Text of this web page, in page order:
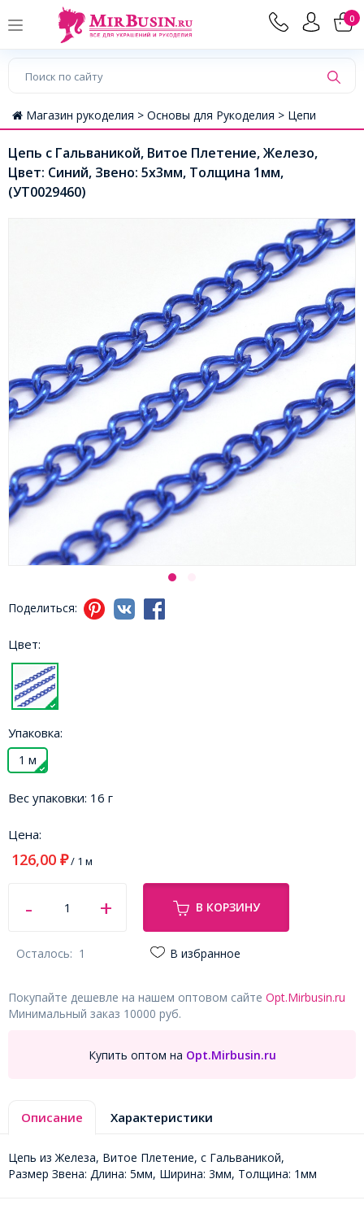
0
Магазин рукоделия > Основы для Рукоделия > Цепи
Цепь с Гальваникой, Витое Плетение, Железо,
Цвет: Синий, Звено: 5х3мм, Толщина 1мм,
(УТ0029460)
Поделиться:
Цвет:
Упаковка:
1 м
Вес упаковки: 16 г
Цена:
126,00 ₽/ 1 м
В КОРЗИНУ
Осталось: 1 В избранное
Покупайте дешевле на нашем оптовом сайте Opt.Mirbusin.ru
Минимальный заказ 10000 руб.
Купить оптом на Opt.Mirbusin.ru
Описание Характеристики
Цепь из Железа, Витое Плетение, с Гальваникой,
Размер Звена: Длина: 5мм, Ширина: 3мм, Толщина: 1мм